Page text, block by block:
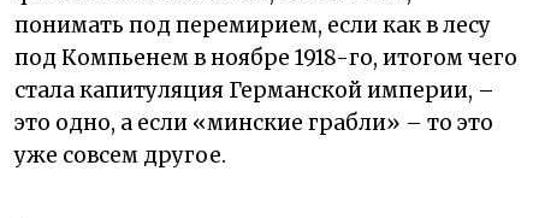
понимать под перемирием, если как в лесу
под Компьенем в ноябре 1918-го, итогом чего
стала капитуляция Германской империи, –
это одно, а если «минские грабли» – то это
уже совсем другое.